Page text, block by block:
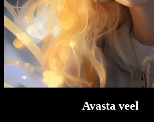
Avasta veel